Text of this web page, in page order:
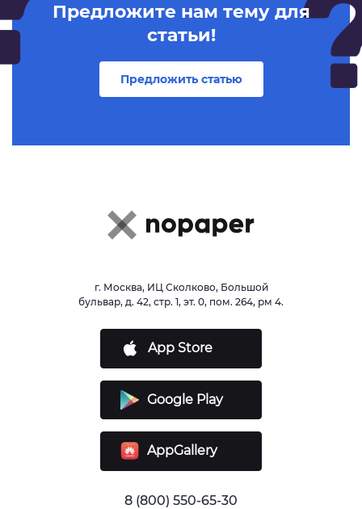
Предложите нам тему для
статьи!
Предложить статью
г. Москва, ИЦ Сколково, Большой
бульвар, д. 42, стр. 1, эт. 0, пом. 264, рм 4.
App Store
Google Play
AppGallery
8 (800) 550-65-30